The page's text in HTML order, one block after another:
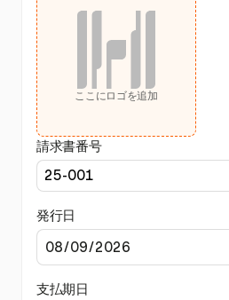
ここにロゴを追加
請求書番号
発行日
支払期日